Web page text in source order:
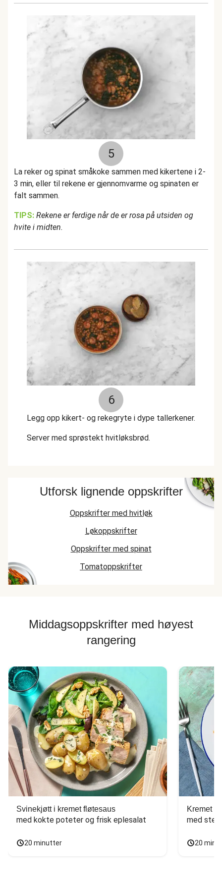
5
La reker og spinat småkoke sammen med kikertene i 2-
3 min, eller til rekene er gjennomvarme og spinaten er
falt sammen.
TIPS: Rekene er ferdige når de er rosa på utsiden og
hvite i midten.
6
Legg opp kikert- og rekegryte i dype tallerkener.
Server med sprøstekt hvitløksbrød.
Utforsk lignende oppskrifter
Oppskrifter med hvitløk
Løkoppskrifter
Oppskrifter med spinat
Tomatoppskrifter
Middagsoppskrifter med høyest
rangering
Svinekjøtt i kremet fløtesaus
med kokte poteter og frisk eplesalat
20 minutter
Kremet
med
20